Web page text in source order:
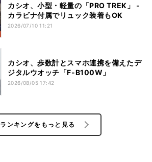
カシオ、小型・軽量の「PRO TREK」 -
カラビナ付属でリュック装着もOK
2026/07/10 11:21
カシオ、歩数計とスマホ連携を備えたデ
ジタルウオッチ「F-B100W」
2026/08/05 17:42
ランキングをもっと見る